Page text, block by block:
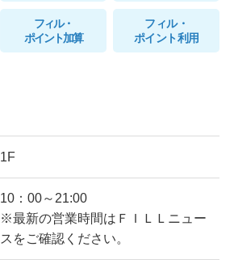
フィル・
ポイント加算
フィル・
ポイント利用
1F
10：00～21:00
※最新の営業時間はＦＩＬＬニュー
スをご確認ください。